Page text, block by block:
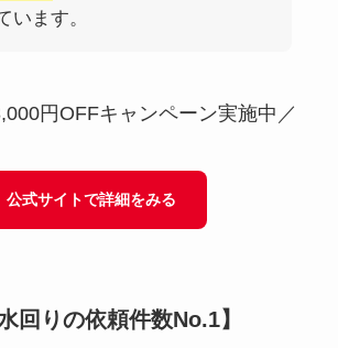
います。
円OFFキャンペーン実施中／
公式サイトで詳細をみる
水回りの依頼件数No.1】